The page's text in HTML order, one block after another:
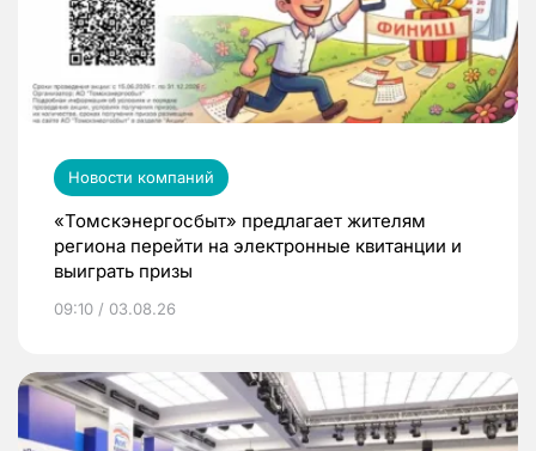
Новости компаний
«Томскэнергосбыт» предлагает жителям
региона перейти на электронные квитанции и
выиграть призы
09:10 / 03.08.26